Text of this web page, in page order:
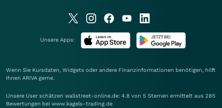
Unsere Apps:
Wenn Sie Kursdaten, Widgets oder andere Finanzinformationen benötigen, hilft
Ihnen ARIVA gerne.
Unsere User schätzen wallstreet-online.de: 4.8 von 5 Sternen ermittelt aus 285
Bewertungen bei www.kagels-trading.de